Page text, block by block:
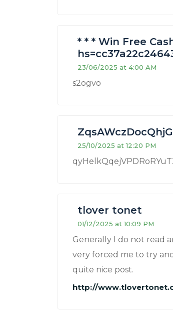
* * * Win Free
23/06/2025 at 4:00 AM
s2ogvo
25/10/2025 at 12:20 PM
tlover tonet
01/12/2025 at 10:09 PM
Generally I do not read
very forced me to try
quite nice post.
http://